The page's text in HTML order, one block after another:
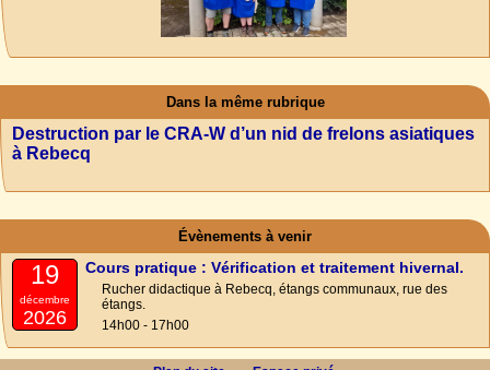
Dans la même rubrique
Destruction par le CRA-W d’un nid de frelons asiatiques
à Rebecq
Évènements à venir
19
décembre
2026
Cours pratique : Vérification et traitement hivernal.
Rucher didactique à Rebecq, étangs communaux, rue des
étangs.
14h00 - 17h00